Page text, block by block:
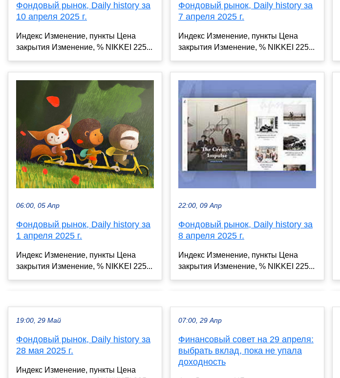
Фондовый рынок, Daily history за
10 апреля 2025 г.
Индекс Изменение, пункты Цена
закрытия Изменение, % NIKKEI 225...
06:00, 05 Апр
Фондовый рынок, Daily history за
1 апреля 2025 г.
Индекс Изменение, пункты Цена
закрытия Изменение, % NIKKEI 225...
Фондовый рынок, Daily history за
7 апреля 2025 г.
Индекс Изменение, пункты Цена
закрытия Изменение, % NIKKEI 225...
22:00, 09 Апр
Фондовый рынок, Daily history за
8 апреля 2025 г.
Индекс Изменение, пункты Цена
закрытия Изменение, % NIKKEI 225...
19:00, 29 Май
Фондовый рынок, Daily history за
28 мая 2025 г.
Индекс Изменение, пункты Цена
07:00, 29 Апр
Финансовый совет на 29 апреля:
выбрать вклад, пока не упала
доходность